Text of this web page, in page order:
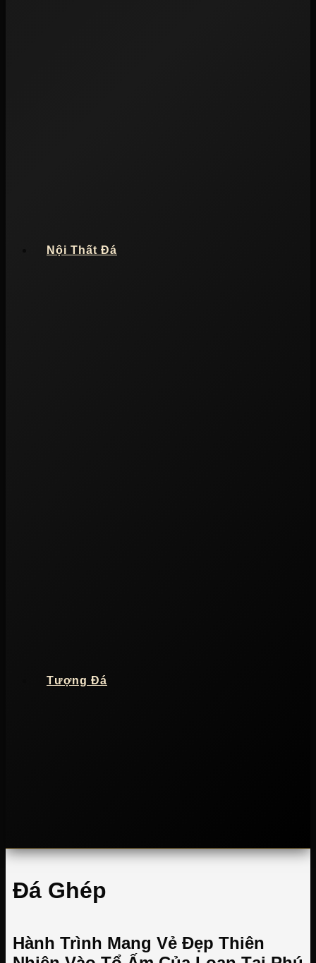
Nội Thất Đá
Tượng Đá
Đá Ghép
Hành Trình Mang Vẻ Đẹp Thiên